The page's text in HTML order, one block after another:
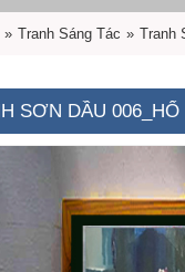
» Tranh Sáng Tác » Tranh
SƠN DẦU